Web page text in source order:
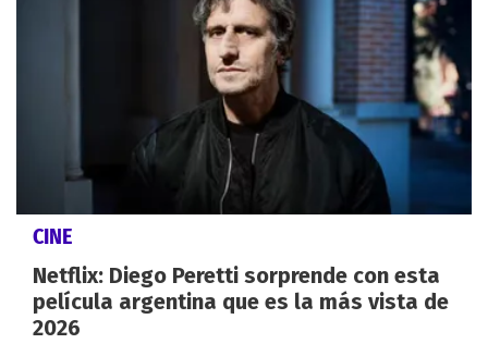
CINE
Netflix: Diego Peretti sorprende con esta
película argentina que es la más vista de
2026